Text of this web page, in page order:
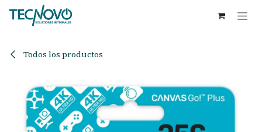
Ir al contenido
Todos los productos